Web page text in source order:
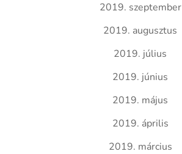
2019. szeptember
2019. augusztus
2019. július
2019. június
2019. május
2019. április
2019. március